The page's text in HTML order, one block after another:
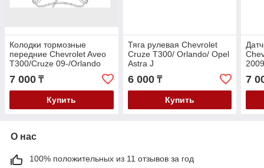
Колодки тормозные
передние Chevrolet Aveo
T300/Cruze 09-/Orlando
11-/Opel Astra J 09-
7 000 ₸
Купить
Тяга рулевая Chevrolet
Cruze T300/ Orlando/ Opel
Astra J
6 000₸
Купить
7
О нас
100% положительных из 11 отзывов за год